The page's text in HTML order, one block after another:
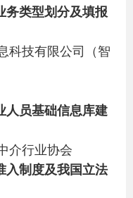
务类型划分及填报
科技有限公司（智
人员基础信息库建
介行业协会
入制度及我国立法